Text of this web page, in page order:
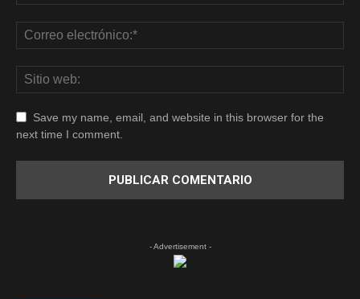
Save my name, email, and website in this browser for the
next time I comment.
- Advertisement -